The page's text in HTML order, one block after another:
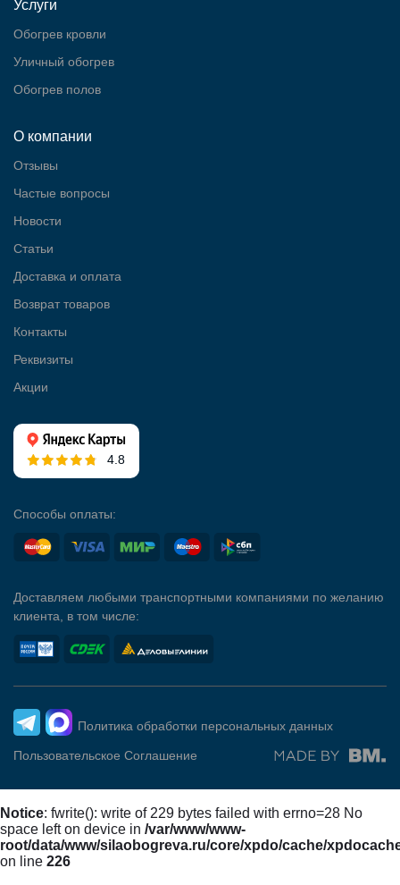
Услуги
Обогрев кровли
Уличный обогрев
Обогрев полов
О компании
Отзывы
Частые вопросы
Новости
Статьи
Доставка и оплата
Возврат товаров
Контакты
Реквизиты
Акции
4.8
Способы оплаты:
Доставляем любыми транспортными компаниями по желанию
клиента, в том числе:
Политика обработки персональных данных
Пользовательское Соглашение
Notice: fwrite(): write of 229 bytes failed with errno=28 No
space left on device in /var/www/www-
root/data/www/silaobogreva.ru/core/xpdo/cache/
on line 226